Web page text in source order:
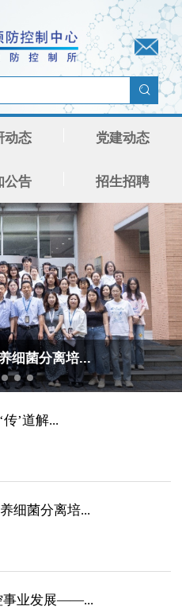
动态 党建动态
公告 招生招聘
细菌分离培...
’道解...
细菌分离培...
事业发展——...